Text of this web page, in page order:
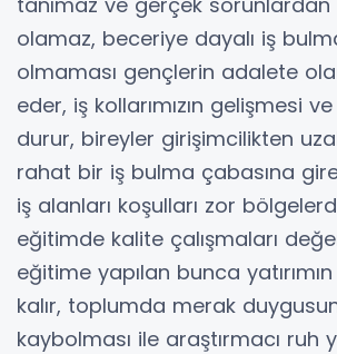
olamaz, beceriye dayalı iş
olmaması gençlerin adalete
eder, iş kollarımızın gelişmesi
durur, bireyler girişimcilikten
rahat bir iş bulma çabasına
iş alanları koşulları zor
eğitimde kalite çalışmaları
eğitime yapılan bunca yatırımın
kalır, toplumda merak
kaybolması ile araştırmacı ruh